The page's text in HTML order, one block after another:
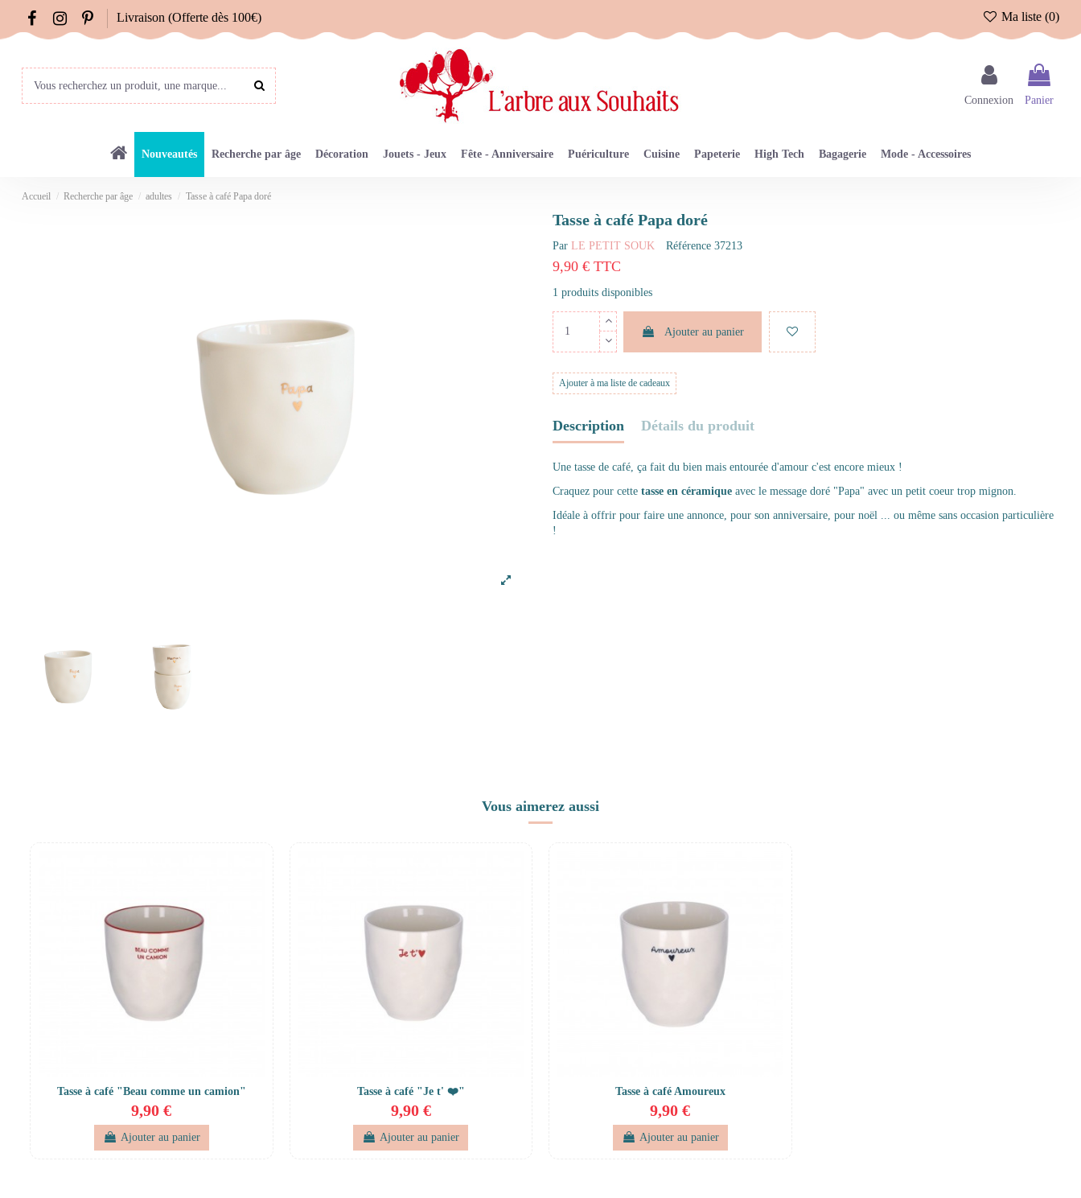
Livraison (Offerte dès 100€) Ma liste (0)
Connexion Panier
Nouveautés Recherche par âge Décoration Jouets - Jeux Fête - Anniversaire Puériculture Cuisine Papeterie High Tech Bagagerie Mode - Accessoires
Accueil Recherche par âge adultes Tasse à café Papa doré
Tasse à café Papa doré
Par LE PETIT SOUK Référence 37213
9,90 € TTC
1 produits disponibles
Ajouter au panier
Ajouter à ma liste de cadeaux
Description Détails du produit
Une tasse de café, ça fait du bien mais entourée d'amour c'est encore mieux !
Craquez pour cette tasse en céramique avec le message doré "Papa" avec un petit coeur trop mignon.
Idéale à offrir pour faire une annonce, pour son anniversaire, pour noël ... ou même sans occasion particulière
!
Vous aimerez aussi
Tasse à café "Beau comme un camion"
9,90 €
Ajouter au panier
Tasse à café "Je t' ❤️"
9,90 €
Ajouter au panier
Tasse à café Amoureux
9,90 €
Ajouter au panier